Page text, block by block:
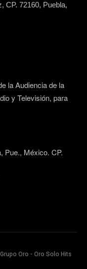
CP. 72160, Puebla,
la Audiencia de la
y Televisión, para
Pue., México. CP.
Oro - Oro Solo Hits